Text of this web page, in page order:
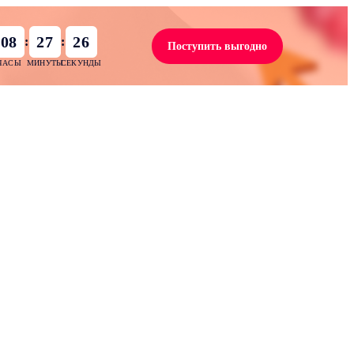
08 : 27 : 24 Поступить выгодно